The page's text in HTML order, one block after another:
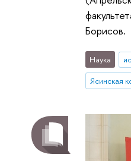
Борисов.
Наука
Ясинская